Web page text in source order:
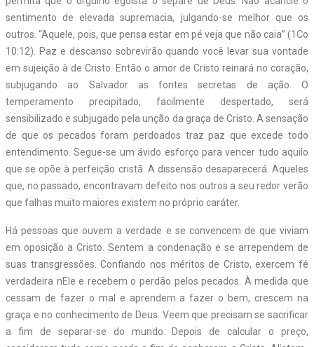
sentimento de elevada supremacia, julgando-se melhor que os
outros. “Aquele, pois, que pensa estar em pé veja que não caia” (1Co
10:12). Paz e descanso sobrevirão quando você levar sua vontade
em sujeição à de Cristo. Então o amor de Cristo reinará no coração,
subjugando ao Salvador as fontes secretas de ação. O
temperamento precipitado, facilmente despertado, será
sensibilizado e subjugado pela unção da graça de Cristo. A sensação
de que os pecados foram perdoados traz paz que excede todo
entendimento. Segue-se um ávido esforço para vencer tudo aquilo
que se opõe à perfeição cristã. A dissensão desaparecerá. Aqueles
que, no passado, encontravam defeito nos outros a seu redor verão
que falhas muito maiores existem no próprio caráter.
Há pessoas que ouvem a verdade e se convencem de que viviam
em oposição a Cristo. Sentem a condenação e se arrependem de
suas transgressões. Confiando nos méritos de Cristo, exercem fé
verdadeira nEle e recebem o perdão pelos pecados. À medida que
cessam de fazer o mal e aprendem a fazer o bem, crescem na
graça e no conhecimento de Deus. Veem que precisam se sacrificar
a fim de separar-se do mundo. Depois de calcular o preço,